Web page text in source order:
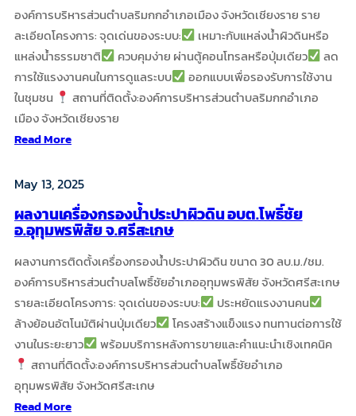
เครื่อง
กรอง
น้ำ
โรง
พยาบาล
ม่วงสามสิบ
องค์การบริหารส่วนตำบลริมกกอำเภอเมือง จังหวัดเชียงราย ราย
ละเอียดโครงการ: จุดเด่นของระบบ:
เหมาะกับแหล่งน้ำผิวดินหรือ
แหล่งน้ำธรรมชาติ
ควบคุมง่าย ผ่านตู้คอนโทรลหรือปุ่มเดียว
ลด
การใช้แรงงานคนในการดูแลระบบ
ออกแบบเพื่อรองรับการใช้งาน
ในชุมชน
สถานที่ติดตั้ง:องค์การบริหารส่วนตำบลริมกกอำเภอ
เมือง จังหวัดเชียงราย
Read More:
ผล
งานการ
ติด
ตั้ง
เครื่อง
กรอง
น้ำ
ประปา
ผิว
ดิน
May 13, 2025
ผลงานเครื่องกรองน้ำประปาผิวดิน อบต.โพธิ์ชัย
อ.อุทุมพรพิสัย จ.ศรีสะเกษ
ผลงานการติดตั้งเครื่องกรองน้ำประปาผิวดิน ขนาด 30 ลบ.ม./ชม.
องค์การบริหารส่วนตำบลโพธิ์ชัยอำเภออุทุมพรพิสัย จังหวัดศรีสะเกษ
รายละเอียดโครงการ: จุดเด่นของระบบ:
ประหยัดแรงงานคน
ล้างย้อนอัตโนมัติผ่านปุ่มเดียว
โครงสร้างแข็งแรง ทนทานต่อการใช้
งานในระยะยาว
พร้อมบริการหลังการขายและคำแนะนำเชิงเทคนิค
สถานที่ติดตั้ง:องค์การบริหารส่วนตำบลโพธิ์ชัยอำเภอ
อุทุมพรพิสัย จังหวัดศรีสะเกษ
Read More: